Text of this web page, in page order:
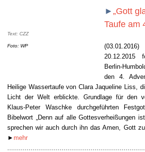
Text: CZZ
Foto: WP
► „Gott
Taufe am
(03.01.2016)
20.12.2015
Berlin-
den 4.
Heilige Wassertaufe von Clara Jaqueline Liss,
Licht der Welt erblickte. Grundlage für den
Klaus-Peter Waschke durchgeführten
Bibelwort „Denn auf alle Gottesverheißungen
sprechen wir auch durch ihn das Amen, Gott
► mehr